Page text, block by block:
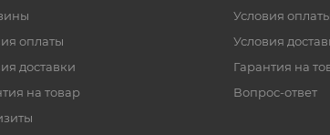
оплаты
доставки
на товар
Условия оплаты
Условия
Гарантия на
Вопрос-ответ